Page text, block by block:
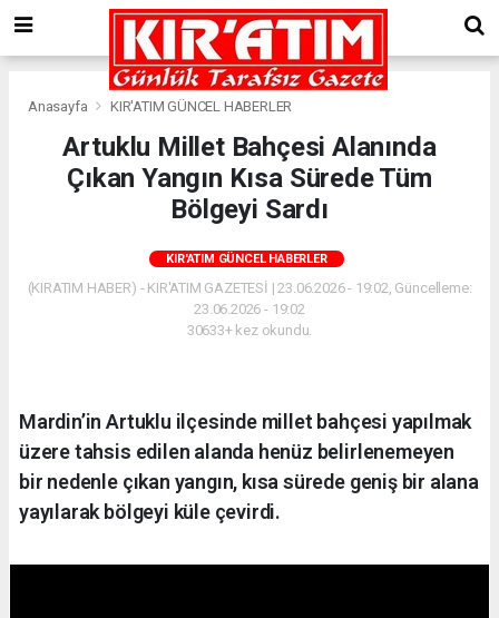
Anasayfa KIR'ATIM GÜNCEL HABERLER
Artuklu Millet Bahçesi Alanında
Çıkan Yangın Kısa Sürede Tüm
Bölgeyi Sardı
KIR'ATIM GÜNCEL HABERLER
(KIRATIM HABER) - KIR'ATIM GAZETESİ | 23.06.2026 - 19:02, Güncelleme:
23.06.2026 - 19:02
30633+ kez okundu.
Mardin’in Artuklu ilçesinde millet bahçesi yapılmak
üzere tahsis edilen alanda henüz belirlenemeyen
bir nedenle çıkan yangın, kısa sürede geniş bir alana
yayılarak bölgeyi küle çevirdi.